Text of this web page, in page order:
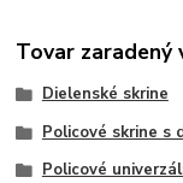
Tovar zaradený
Dielenské skrine
Policové skrine s
Policové